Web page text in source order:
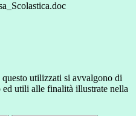
utilizzati si avvalgono di
ed utili alle finalità illustrate nella